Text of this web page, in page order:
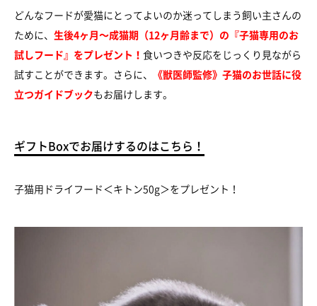
どんなフードが愛猫にとってよいのか迷ってしまう飼い主さんの
ために、 生後4ヶ月～成猫期（12ヶ月齢まで）の『子猫専用のお
試しフード』をプレゼント！ 食いつきや反応をじっくり見ながら
試すことができます。さらに、
《獣医師監修》子猫のお世話に役
立つガイドブックもお届けします。
ギフトBoxでお届けするのはこちら！
子猫用ドライフード＜キトン50g＞をプレゼント！